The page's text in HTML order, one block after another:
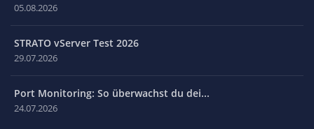
05.08.2026
STRATO vServer Test 2026
29.07.2026
Port Monitoring: So überwachst du dei...
24.07.2026